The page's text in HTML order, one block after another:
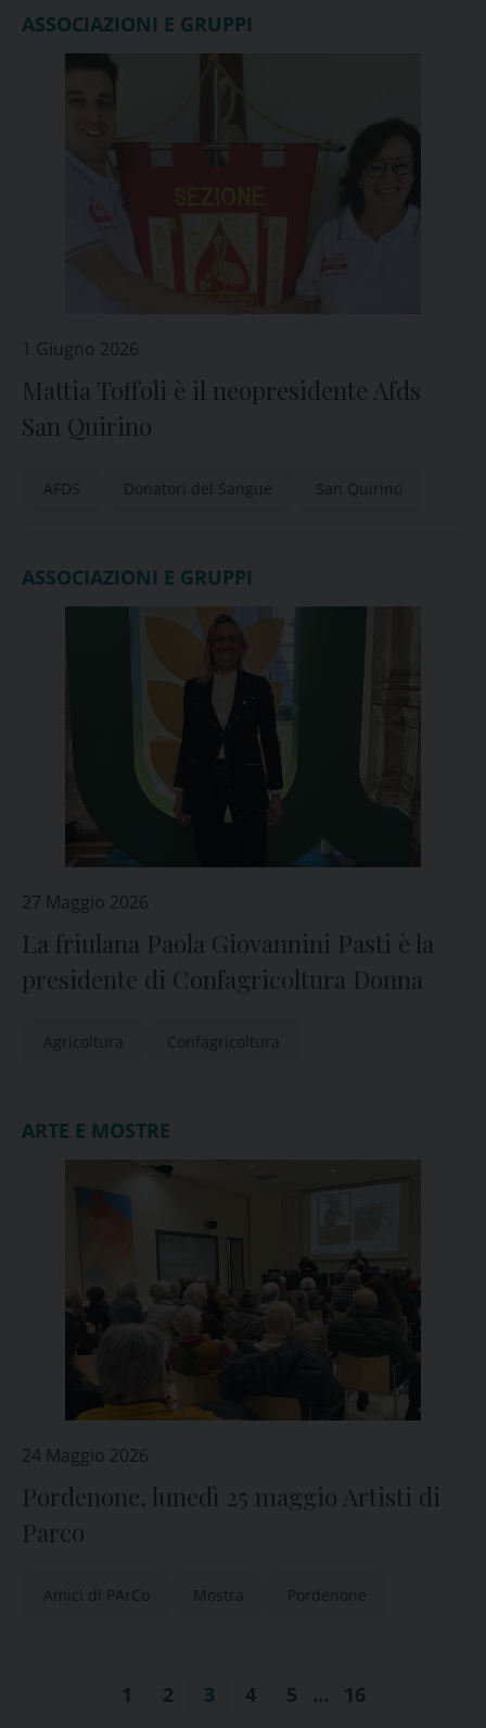
ASSOCIAZIONI E GRUPPI
1 Giugno 2026
Mattia Toffoli è il neopresidente Afds
San Quirino
AFDS Donatori del Sangue San Quirino
ASSOCIAZIONI E GRUPPI
27 Maggio 2026
La friulana Paola Giovannini Pasti è la
presidente di Confagricoltura Donna
Agricoltura Confagricoltura
ARTE E MOSTRE
24 Maggio 2026
Pordenone, lunedì 25 maggio Artisti di
Parco
Amici di PArCo Mostra Pordenone
1 2 3 4 5 …
16